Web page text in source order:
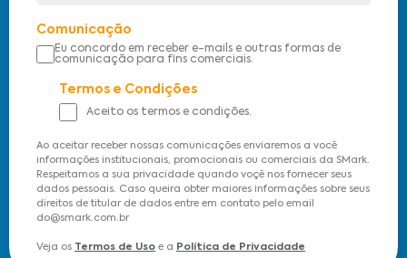
Comunicação
Eu concordo em receber e-mails e outras formas de
comunicação para fins comerciais.
Termos e Condições
Aceito os termos e condições.
Ao aceitar receber nossas comunicações enviaremos a você
informações institucionais, promocionais ou comerciais da SMark.
Respeitamos a sua privacidade quando voçê nos fornecer seus
dados pessoais. Caso queira obter maiores informações sobre seus
direitos de titular de dados entre em contato pelo email
do@smark.com.br
Veja os Termos de Uso e a Política de Privacidade